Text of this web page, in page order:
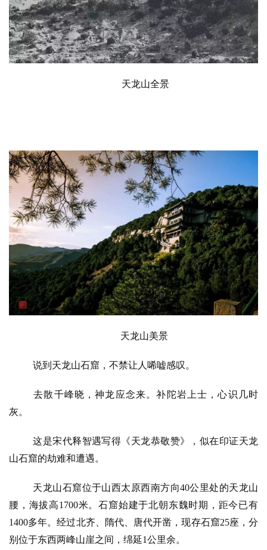
天龙山全景
天龙山美景
说到天龙山石窟，不禁让人唏嘘感叹。
去散千峰晓，神龙应念来。补陀岩上士，心识几时
灰。
这是宋代释智遇写得《天龙恭敬赞》，似在印证天龙
山石窟的劫难和遭遇。
天龙山石窟位于山西太原西南方向40公里处的天龙山
腰，海拔高1700米。石窟始建于北朝东魏时期，距今已有
1400多年。经过北齐、隋代、唐代开凿，现存石窟25座，分
别位于东西两峰山崖之间，绵延1公里余。